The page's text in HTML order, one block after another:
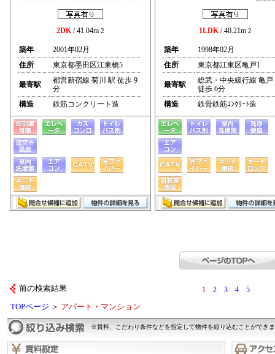
2DK/ 41.04m 2
築年
2001年02月
住所
東京都墨田区江東橋5
最寄駅
都営新宿線 菊川 駅 徒歩 9
分
構造
鉄筋コンクリート造
1LDK/ 40.21m 2
築年
1998年02月
住所
東京都江東区亀戸1
最寄駅
総武・中央緩行線 亀戸
徒歩 6分
構造
鉄骨鉄筋ｺﾝｸﾘｰﾄ造
前の検索結果 1 2 3 4 5
TOPページ ＞ アパート・マンション
※賃料、こだわり条件などを指定して物件を絞り込むことができ